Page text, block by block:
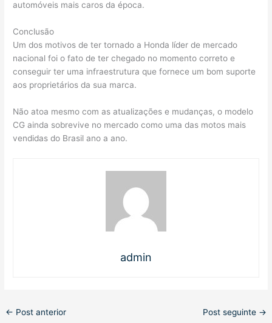
automóveis mais caros da época.
Conclusão
Um dos motivos de ter tornado a Honda líder de mercado
nacional foi o fato de ter chegado no momento correto e
conseguir ter uma infraestrutura que fornece um bom suporte
aos proprietários da sua marca.
Não atoa mesmo com as atualizações e mudanças, o modelo
CG ainda sobrevive no mercado como uma das motos mais
vendidas do Brasil ano a ano.
admin
← Post anterior Post seguinte →